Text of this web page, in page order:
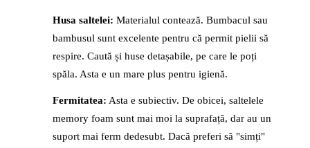
Husa saltelei: Materialul contează. Bumbacul sau
bambusul sunt excelente pentru că permit pielii să
respire. Caută și huse detașabile, pe care le poți
spăla. Asta e un mare plus pentru igienă.
Fermitatea: Asta e subiectiv. De obicei, saltelele
memory foam sunt mai moi la suprafață, dar au un
suport mai ferm dedesubt. Dacă preferi să "simți"